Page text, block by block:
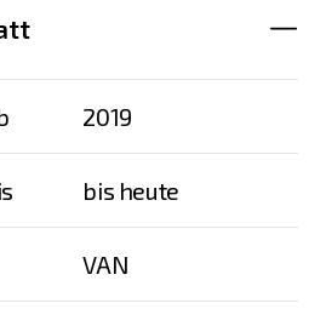
2019
bis heute
VAN